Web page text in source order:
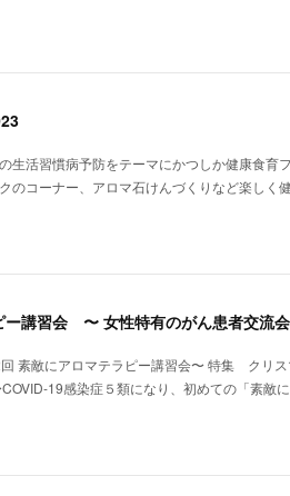
生活習慣病予防をテーマにかつしか健康食育
のコーナー、アロマ石けんづくりなど楽しく
ー講習会 〜 女性特有のがん患者交流
素敵にアロマテラピー講習会〜 特集 クリス
19感染症５類になり、初めての「素敵